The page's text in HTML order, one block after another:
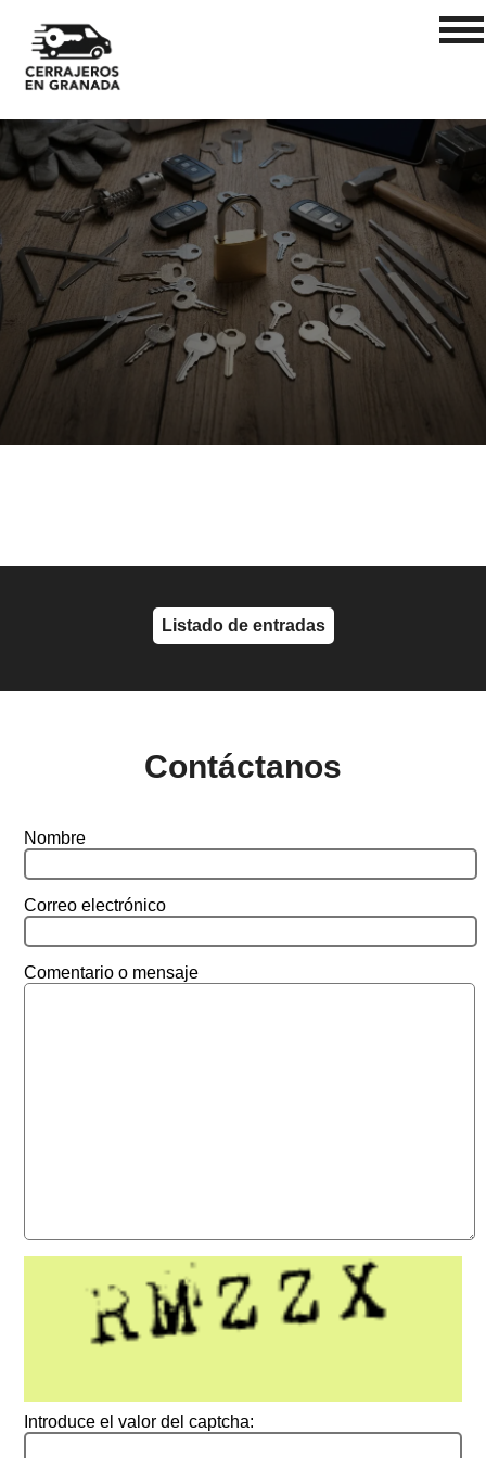
Listado de entradas
Contáctanos
Nombre
Correo electrónico
Comentario o mensaje
Introduce el valor del captcha: